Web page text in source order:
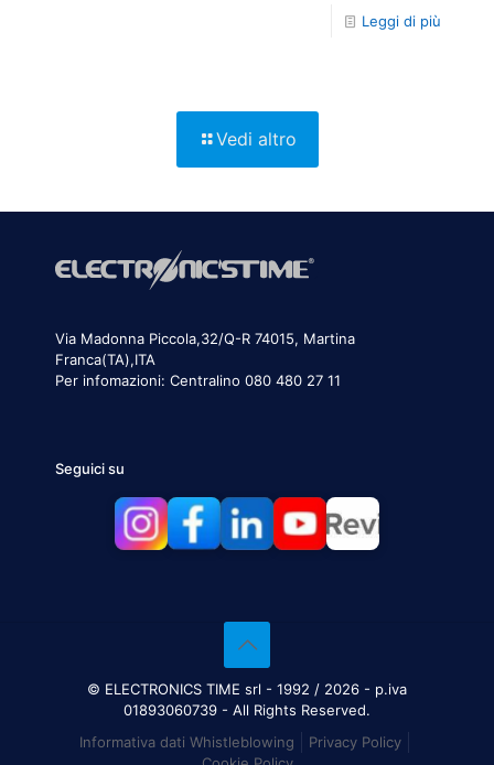
Leggi di più
Vedi altro
Via Madonna Piccola,32/Q-R 74015, Martina
Franca(TA),ITA
Per infomazioni: Centralino 080 480 27 11
Seguici su
© ELECTRONICS TIME srl - 1992 / 2026 - p.iva
01893060739 - All Rights Reserved.
Informativa dati Whistleblowing
Privacy Policy